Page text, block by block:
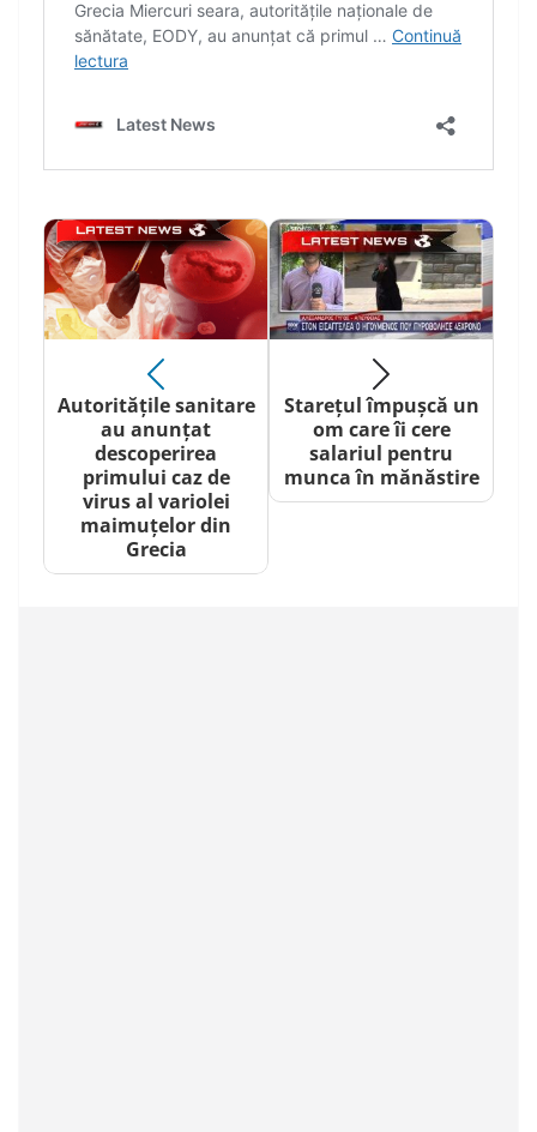
Autoritățile sanitare
au anunțat
descoperirea
primului caz de
virus al variolei
maimuțelor din
Grecia
Starețul împușcă un
om care îi cere
salariul pentru
munca în mănăstire